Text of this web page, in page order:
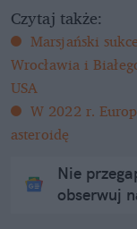
Czytaj także:
Marsjański
Wrocławia i
USA
W 2022 r.
asteroidę
Nie
obserwuj